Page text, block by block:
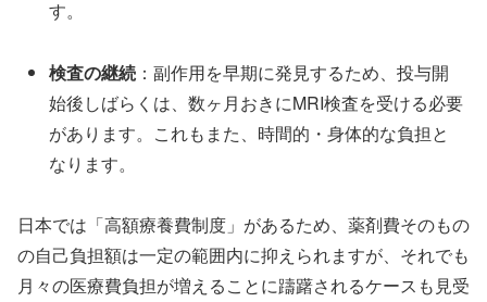
す。
検査の継続 ：副作用を早期に発見するため、投与開
始後しばらくは、数ヶ月おきにMRI検査を受ける必要
があります。これもまた、時間的・身体的な負担と
なります。
日本では「高額療養費制度」があるため、薬剤費そのもの
の自己負担額は一定の範囲内に抑えられますが、それでも
月々の医療費負担が増えることに躊躇されるケースも見受